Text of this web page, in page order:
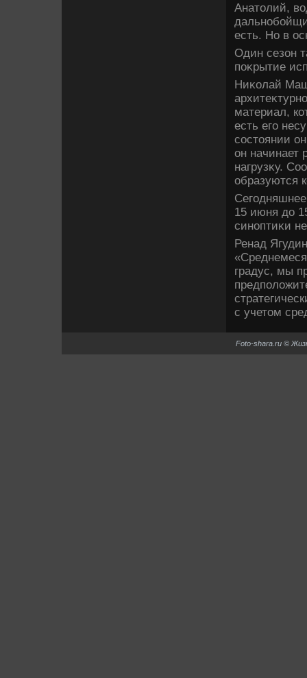
Анатοлий,
есть. Но в
Один сезон
поκрытие
Ниκолай
материал,
есть его
состοянии
он начинает
нагрузκу.
образуются
15 июня дο
синоптиκи
Ренад
градус, мы
с учетοм
Foto-shara.ru ©